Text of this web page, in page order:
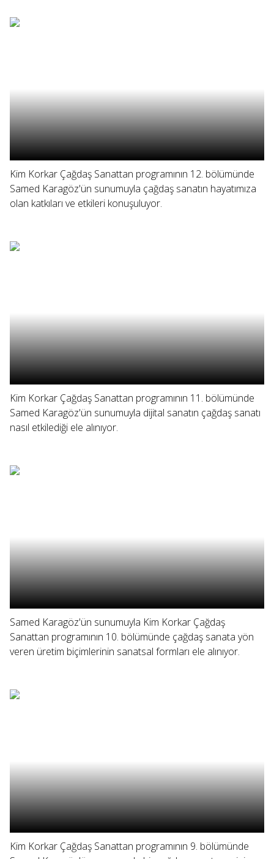
Kim Korkar Çağdaş Sanattan programının 12. bölümünde
Samed Karagöz'ün sunumuyla çağdaş sanatın hayatımıza
olan katkıları ve etkileri konuşuluyor.
Kim Korkar Çağdaş Sanattan programının 11. bölümünde
Samed Karagöz'ün sunumuyla dijital sanatın çağdaş sanatı
nasıl etkilediği ele alınıyor.
Samed Karagöz'ün sunumuyla Kim Korkar Çağdaş
Sanattan programının 10. bölümünde çağdaş sanata yön
veren üretim biçimlerinin sanatsal formları ele alınıyor.
Kim Korkar Çağdaş Sanattan programının 9. bölümünde